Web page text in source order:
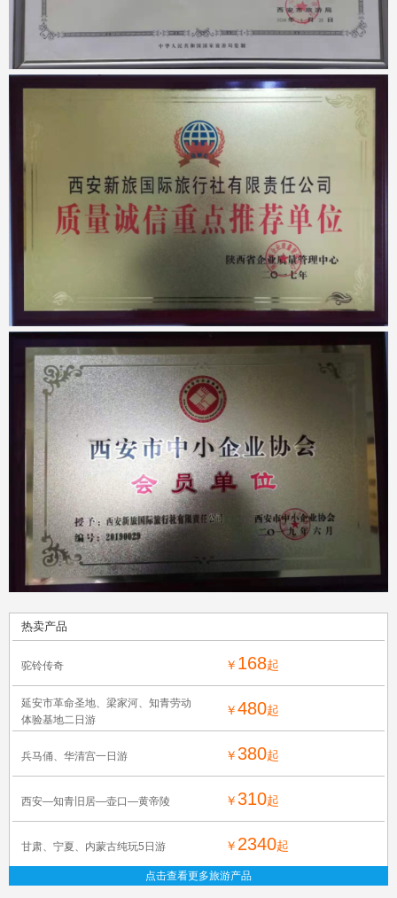
热卖产品
驼铃传奇 ￥ 168起
延安市革命圣地、梁家河、知青劳动
体验基地二日游
￥480起
兵马俑、华清宫一日游 ￥380起
西安—知青旧居—壶口—黄帝陵 ￥310起
甘肃、宁夏、内蒙古纯玩5日游 ￥ 2340起
点击查看更多旅游产品